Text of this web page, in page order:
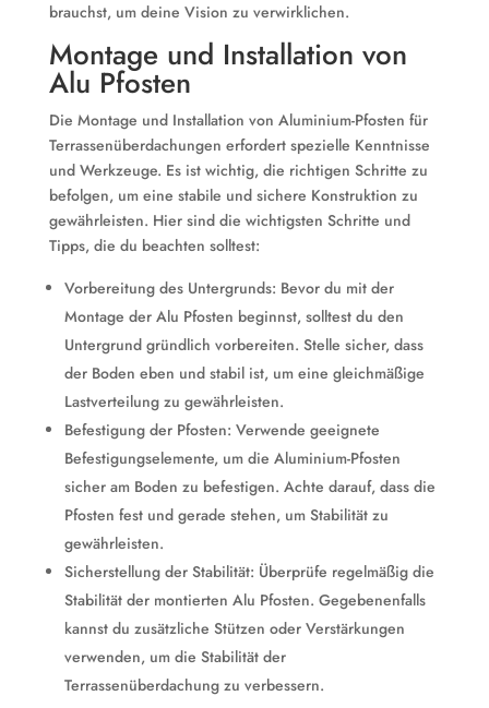
brauchst, um deine Vision zu verwirklichen.
Montage und Installation von
Alu Pfosten
Die Montage und Installation von Aluminium-Pfosten für
Terrassenüberdachungen erfordert spezielle Kenntnisse
und Werkzeuge. Es ist wichtig, die richtigen Schritte zu
befolgen, um eine stabile und sichere Konstruktion zu
gewährleisten. Hier sind die wichtigsten Schritte und
Tipps, die du beachten solltest:
Vorbereitung des Untergrunds: Bevor du mit der
Montage der Alu Pfosten beginnst, solltest du den
Untergrund gründlich vorbereiten. Stelle sicher, dass
der Boden eben und stabil ist, um eine gleichmäßige
Lastverteilung zu gewährleisten.
Befestigung der Pfosten: Verwende geeignete
Befestigungselemente, um die Aluminium-Pfosten
sicher am Boden zu befestigen. Achte darauf, dass die
Pfosten fest und gerade stehen, um Stabilität zu
gewährleisten.
Sicherstellung der Stabilität: Überprüfe regelmäßig die
Stabilität der montierten Alu Pfosten. Gegebenenfalls
kannst du zusätzliche Stützen oder Verstärkungen
verwenden, um die Stabilität der
Terrassenüberdachung zu verbessern.